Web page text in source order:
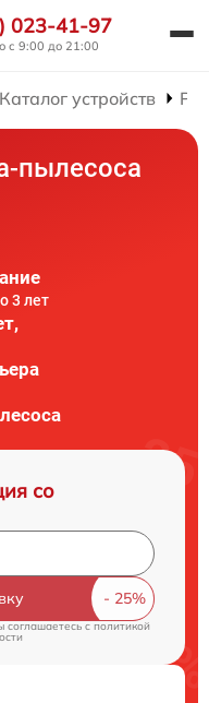
023-41-97
с 9:00 до 21:00
Каталог устройств
пылесоса
3 лет
со
соглашаетесь cполитикой